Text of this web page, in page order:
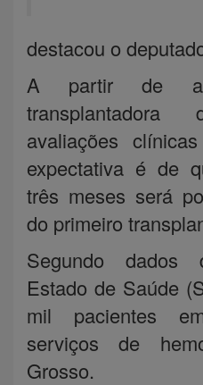
destacou o
A partir de
avaliações
expectativa é de
três meses será
do primeiro
Segundo dados
Estado de Saúde
mil pacientes
serviços de
Grosso.